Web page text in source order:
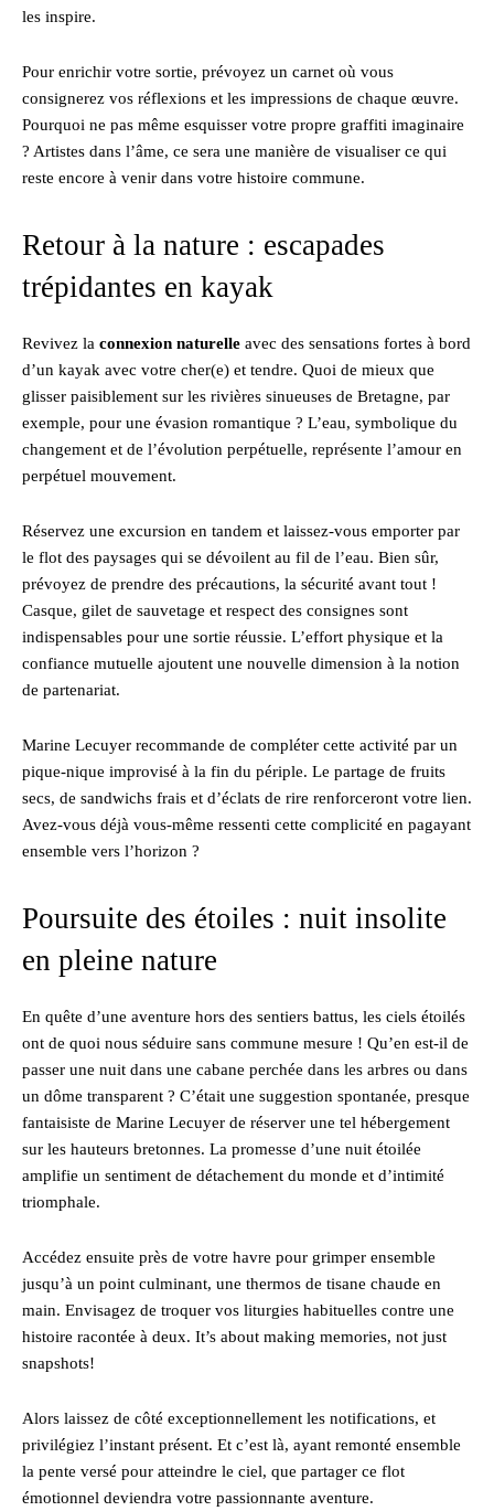
les inspire.
Pour enrichir votre sortie, prévoyez un carnet où vous
consignerez vos réflexions et les impressions de chaque œuvre.
Pourquoi ne pas même esquisser votre propre graffiti imaginaire
? Artistes dans l’âme, ce sera une manière de visualiser ce qui
reste encore à venir dans votre histoire commune.
Retour à la nature : escapades
trépidantes en kayak
Revivez la connexion naturelle avec des sensations fortes à bord
d’un kayak avec votre cher(e) et tendre. Quoi de mieux que
glisser paisiblement sur les rivières sinueuses de Bretagne, par
exemple, pour une évasion romantique ? L’eau, symbolique du
changement et de l’évolution perpétuelle, représente l’amour en
perpétuel mouvement.
Réservez une excursion en tandem et laissez-vous emporter par
le flot des paysages qui se dévoilent au fil de l’eau. Bien sûr,
prévoyez de prendre des précautions, la sécurité avant tout !
Casque, gilet de sauvetage et respect des consignes sont
indispensables pour une sortie réussie. L’effort physique et la
confiance mutuelle ajoutent une nouvelle dimension à la notion
de partenariat.
Marine Lecuyer recommande de compléter cette activité par un
pique-nique improvisé à la fin du périple. Le partage de fruits
secs, de sandwichs frais et d’éclats de rire renforceront votre lien.
Avez-vous déjà vous-même ressenti cette complicité en pagayant
ensemble vers l’horizon ?
Poursuite des étoiles : nuit insolite
en pleine nature
En quête d’une aventure hors des sentiers battus, les ciels étoilés
ont de quoi nous séduire sans commune mesure ! Qu’en est-il de
passer une nuit dans une cabane perchée dans les arbres ou dans
un dôme transparent ? C’était une suggestion spontanée, presque
fantaisiste de Marine Lecuyer de réserver une tel hébergement
sur les hauteurs bretonnes. La promesse d’une nuit étoilée
amplifie un sentiment de détachement du monde et d’intimité
triomphale.
Accédez ensuite près de votre havre pour grimper ensemble
jusqu’à un point culminant, une thermos de tisane chaude en
main. Envisagez de troquer vos liturgies habituelles contre une
histoire racontée à deux. It’s about making memories, not just
snapshots!
Alors laissez de côté exceptionnellement les notifications, et
privilégiez l’instant présent. Et c’est là, ayant remonté ensemble
la pente versé pour atteindre le ciel, que partager ce flot
émotionnel deviendra votre passionnante aventure.